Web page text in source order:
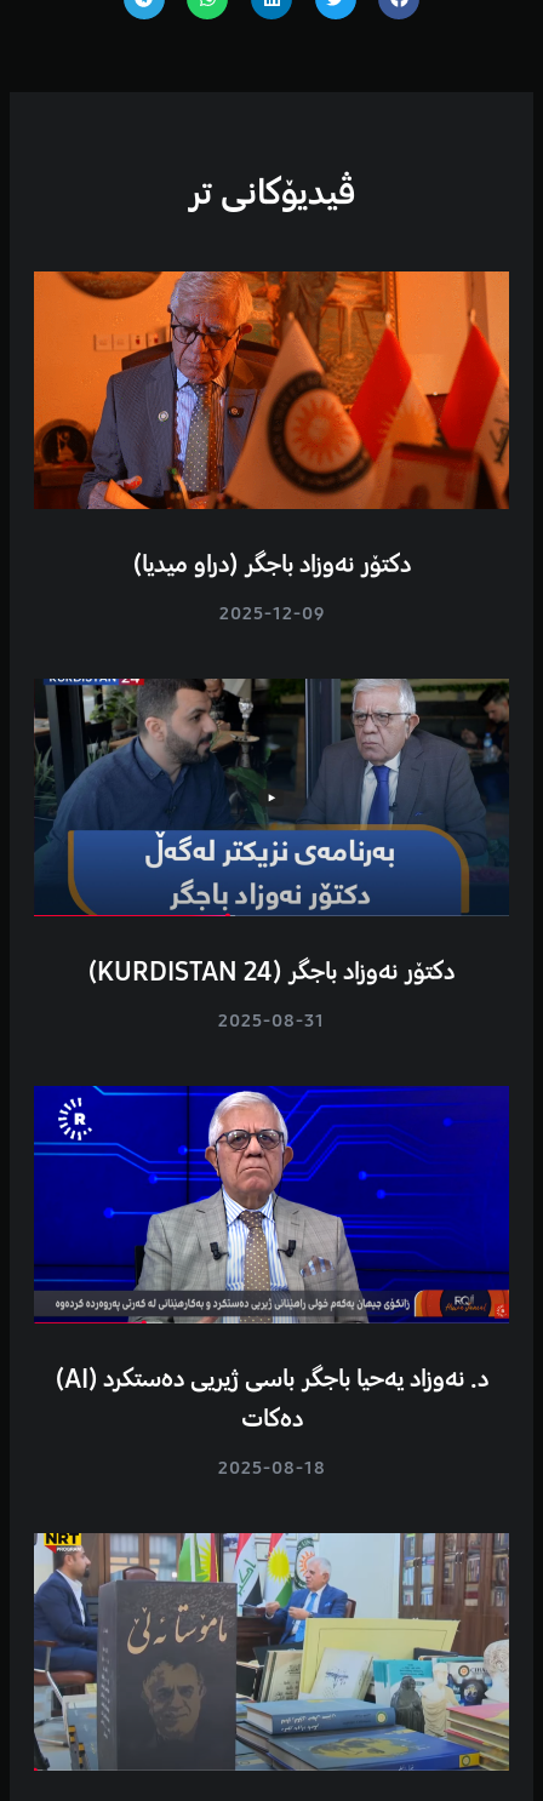
ڤیدیۆكانی تر
دکتۆر نەوزاد باجگر (دراو میدیا)
2025-12-09
دکتۆر نەوزاد باجگر (KURDISTAN 24)
2025-08-31
د. نەوزاد یەحیا باجگر باسی ژیریی دەستکرد (AI)
دەکات
2025-08-18